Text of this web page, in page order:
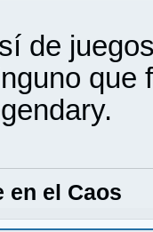
de
que
en el Caos